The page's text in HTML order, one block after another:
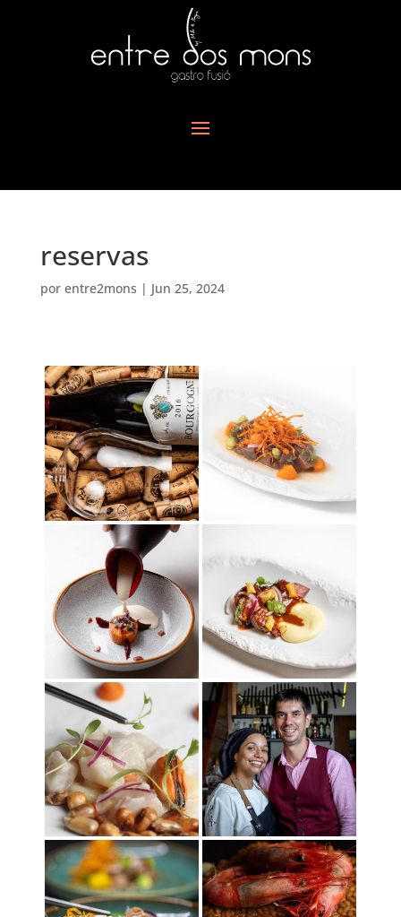
reservas
por entre2mons | Jun 25, 2024